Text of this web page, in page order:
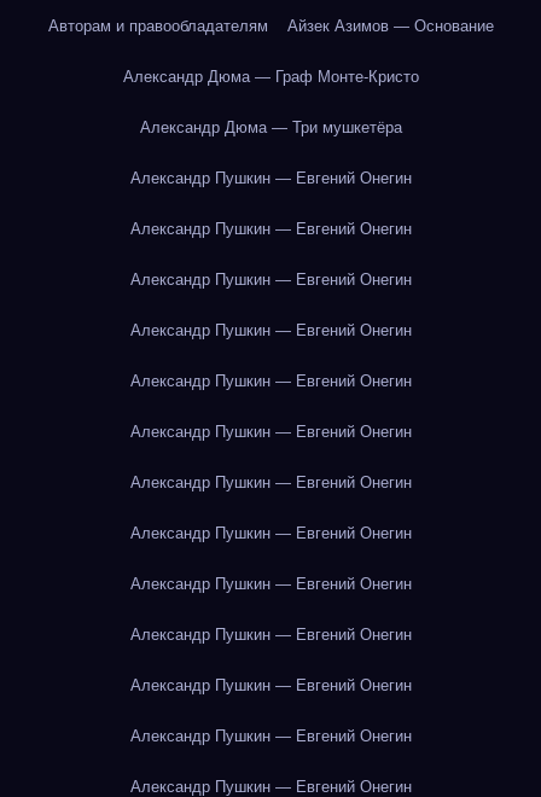
Авторам и правообладателям Айзек Азимов — Основание
Александр Дюма — Граф Монте-Кристо
Александр Дюма — Три мушкетёра
Александр Пушкин — Евгений Онегин
Александр Пушкин — Евгений Онегин
Александр Пушкин — Евгений Онегин
Александр Пушкин — Евгений Онегин
Александр Пушкин — Евгений Онегин
Александр Пушкин — Евгений Онегин
Александр Пушкин — Евгений Онегин
Александр Пушкин — Евгений Онегин
Александр Пушкин — Евгений Онегин
Александр Пушкин — Евгений Онегин
Александр Пушкин — Евгений Онегин
Александр Пушкин — Евгений Онегин
Александр Пушкин — Евгений Онегин